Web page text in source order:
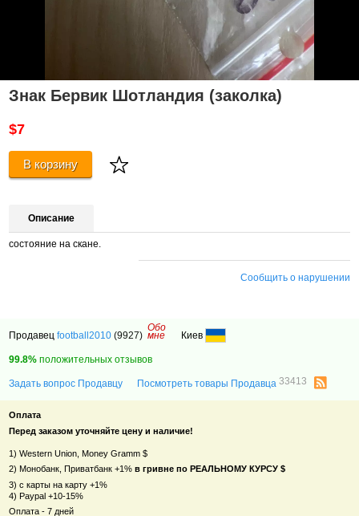
Знак Бервик Шотландия (заколка)
$7
В корзину
Описание
состояние на скане.
Сообщить о нарушении
Продавецfootball2010 (9927)
Обо
мне Киев
99.8% положительных отзывов
Задать вопрос Продавцу Посмотреть товары Продавца33413
Оплата
Перед заказом уточняйте цену и наличие!
1) Western Union, Money Gramm $
2) Монобанк, Приватбанк +1%в гривне по РЕАЛЬНОМУ КУРСУ $
3) с карты на карту +1%
4) Paypal +10-15%
Оплата - 7 дней